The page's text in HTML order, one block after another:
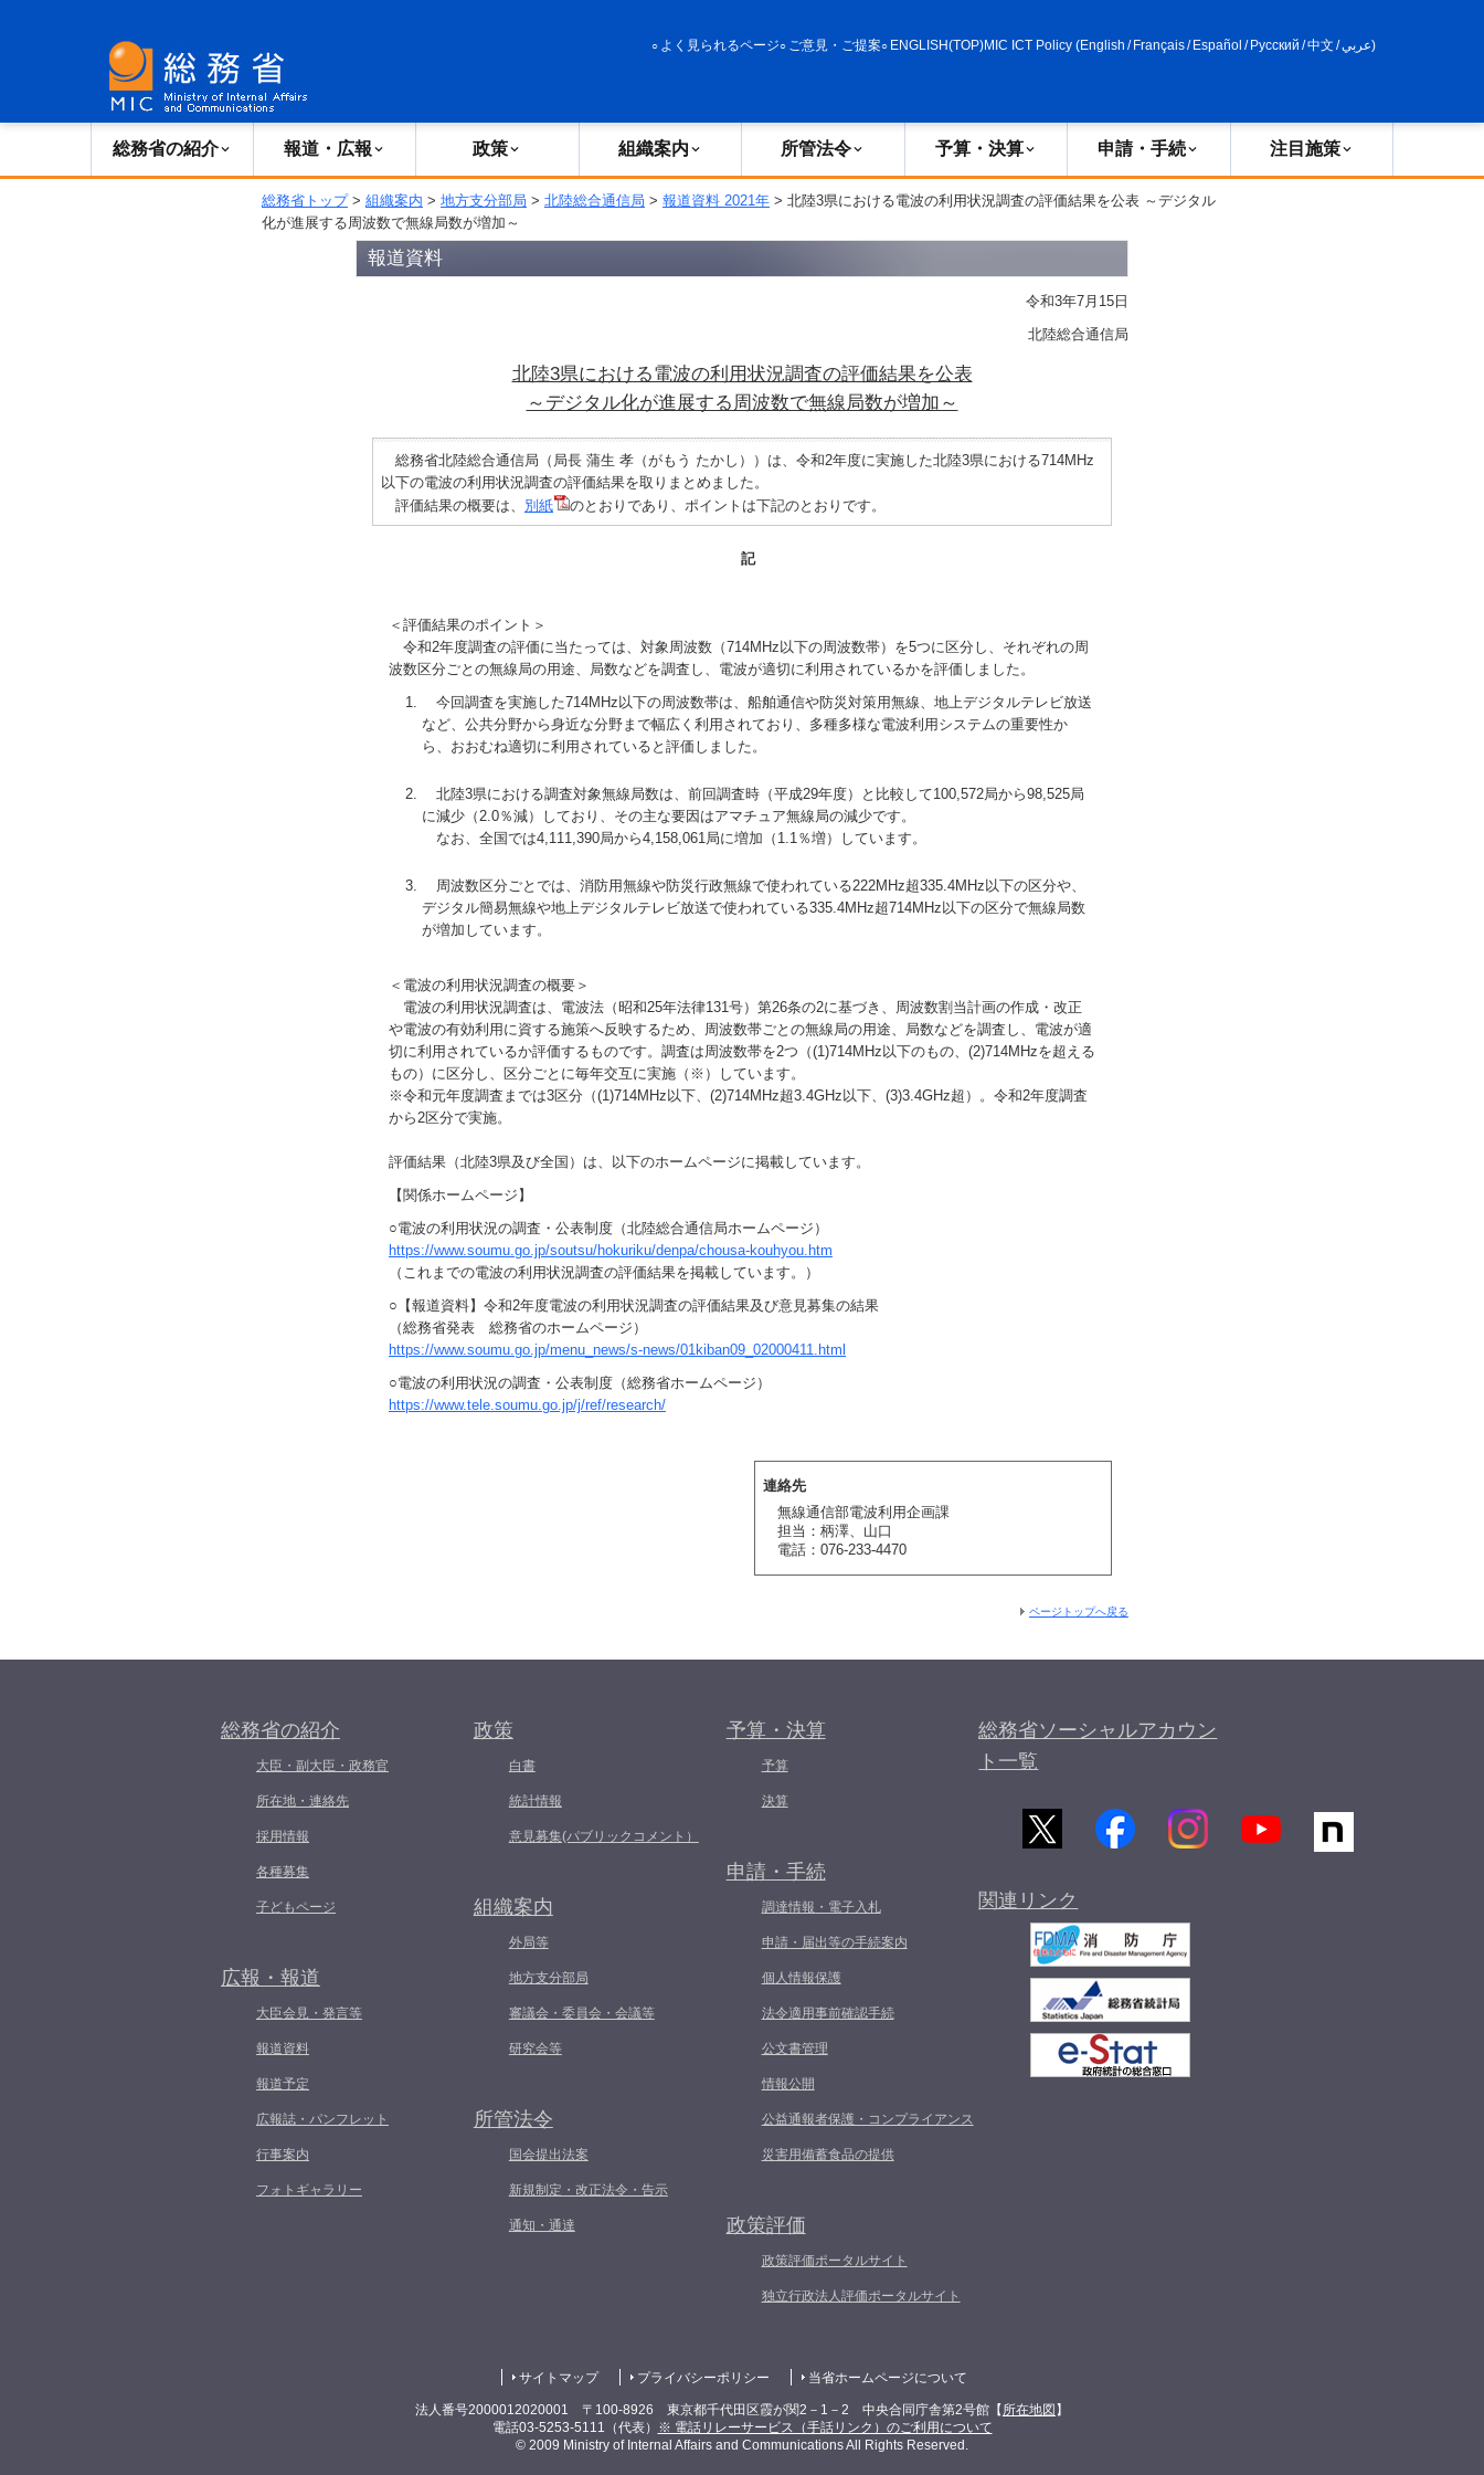
よく見られるページ ご意見・ご提案 ENGLISH(TOP)MIC ICT Policy (English / Français/ Español / Русский /中文 /عربي)
総務省の紹介 報道・広報 政策 組織案内 所管法令 予算・決算 申請・手続 注目施策
総務省トップ> 組織案内 > 地方支分部局 > 北陸総合通信局 > 報道資料 2021年 > 北陸3県における電波の利用状況調査の評価結果を公表 ～デジタル
化が進展する周波数で無線局数が増加～
報道資料
令和3年7月15日
北陸総合通信局
北陸3県における電波の利用状況調査の評価結果を公表
～デジタル化が進展する周波数で無線局数が増加～
総務省北陸総合通信局（局長 蒲生 孝（がもう たかし））は、令和2年度に実施した北陸3県における714MHz
以下の電波の利用状況調査の評価結果を取りまとめました。
評価結果の概要は、 別紙 のとおりであり、ポイントは下記のとおりです。
記
＜評価結果のポイント＞
令和2年度調査の評価に当たっては、対象周波数（714MHz以下の周波数帯）を5つに区分し、それぞれの周
波数区分ごとの無線局の用途、局数などを調査し、電波が適切に利用されているかを評価しました。
今回調査を実施した714MHz以下の周波数帯は、船舶通信や防災対策用無線、地上デジタルテレビ放送
など、公共分野から身近な分野まで幅広く利用されており、多種多様な電波利用システムの重要性か
ら、おおむね適切に利用されていると評価しました。
北陸3県における調査対象無線局数は、前回調査時（平成29年度）と比較して100,572局から98,525局
に減少（2.0％減）しており、その主な要因はアマチュア無線局の減少です。
なお、全国では4,111,390局から4,158,061局に増加（1.1％増）しています。
周波数区分ごとでは、消防用無線や防災行政無線で使われている222MHz超335.4MHz以下の区分や、
デジタル簡易無線や地上デジタルテレビ放送で使われている335.4MHz超714MHz以下の区分で無線局数
が増加しています。
＜電波の利用状況調査の概要＞
電波の利用状況調査は、電波法（昭和25年法律131号）第26条の2に基づき、周波数割当計画の作成・改正
や電波の有効利用に資する施策へ反映するため、周波数帯ごとの無線局の用途、局数などを調査し、電波が適
切に利用されているか評価するものです。調査は周波数帯を2つ（(1)714MHz以下のもの、(2)714MHzを超える
もの）に区分し、区分ごとに毎年交互に実施（※）しています。
※令和元年度調査までは3区分（(1)714MHz以下、(2)714MHz超3.4GHz以下、(3)3.4GHz超）。令和2年度調査
から2区分で実施。
評価結果（北陸3県及び全国）は、以下のホームページに掲載しています。
【関係ホームページ】
○電波の利用状況の調査・公表制度（北陸総合通信局ホームページ）
https://www.soumu.go.jp/soutsu/hokuriku/denpa/chousa-kouhyou.htm
（これまでの電波の利用状況調査の評価結果を掲載しています。）
○【報道資料】令和2年度電波の利用状況調査の評価結果及び意見募集の結果
（総務省発表 総務省のホームページ）
https://www.soumu.go.jp/menu_news/s-news/01kiban09_02000411.html
○電波の利用状況の調査・公表制度（総務省ホームページ）
https://www.tele.soumu.go.jp/j/ref/research/
連絡先
無線通信部電波利用企画課
担当：柄澤、山口
電話：076-233-4470
ページトップへ戻る
総務省の紹介
大臣・副大臣・政務官
所在地・連絡先
採用情報
各種募集
子どもページ
広報・報道
大臣会見・発言等
報道資料
報道予定
広報誌・パンフレット
行事案内
フォトギャラリー
政策
白書
統計情報
意見募集(パブリックコメント）
組織案内
外局等
地方支分部局
審議会・委員会・会議等
研究会等
所管法令
国会提出法案
新規制定・改正法令・告示
通知・通達
予算・決算
予算
決算
申請・手続
調達情報・電子入札
申請・届出等の手続案内
個人情報保護
法令適用事前確認手続
公文書管理
情報公開
公益通報者保護・コンプライアンス
災害用備蓄食品の提供
政策評価
政策評価ポータルサイト
独立行政法人評価ポータルサイト
総務省ソーシャルアカウン
ト一覧
関連リンク
サイトマップ プライバシーポリシー 当省ホームページについて
法人番号2000012020001 〒100-8926 東京都千代田区霞が関2－1－2 中央合同庁舎第2号館【 所在地図 】
電話03-5253-5111（代表）
※ 電話リレーサービス（手話リンク）のご利用について
© 2009 Ministry of Internal Affairs and Communications All Rights Reserved.